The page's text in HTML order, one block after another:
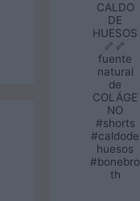
CALDO
DE
HUESOS
🦴🦴
fuente
natural
de
COLÁGE
NO
#shorts
#caldode
huesos
#bonebro
th